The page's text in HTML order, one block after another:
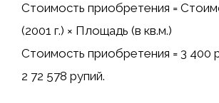
Стоимость приобретения =
(2001 г.) × Площадь (в кв.м.)
Стоимость приобретения = 3 400
2 72 578 рупий.